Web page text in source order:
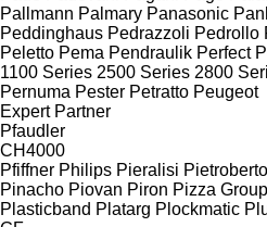
Pallmann Palmary Panasonic
Peddinghaus Pedrazzoli Pedrollo
Peletto Pema Pendraulik Perfect
1100 Series 2500 Series 2800
Pernuma Pester Petratto Peugeot
Expert Partner
Pfaudler
CH4000
Pfiffner Philips Pieralisi Pietroberto
Pinacho Piovan Piron Pizza Group
Plasticband Platarg Plockmatic